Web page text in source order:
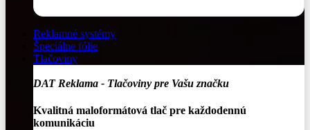
Reklamné systémy
Špeciálne fólie
Tlačoviny
DAT Reklama - Tlačoviny pre Vašu značku
Kvalitná maloformátová tlač pre každodennú
komunikáciu